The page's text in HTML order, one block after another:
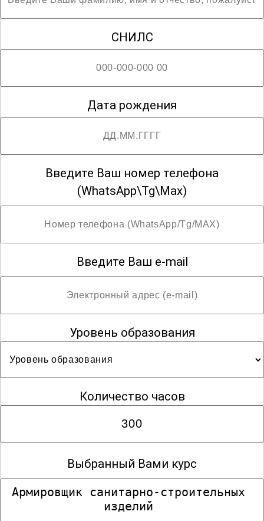
СНИЛС
Дата рождения
Введите Ваш номер телефона
(WhatsApp\Tg\Max)
Введите Ваш e-mail
Уровень образования
Количество часов
Выбранный Вами курс